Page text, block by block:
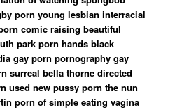
porn young lesbian interracial
comic raising beautiful
park porn hands black
gay porn pornography gay
surreal bella thorne directed
used new pussy porn the nun
porn of simple eating vagina